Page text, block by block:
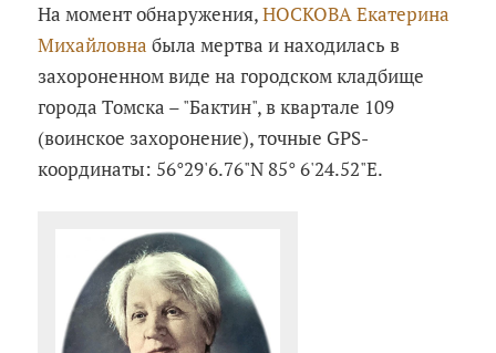
На момент обнаружения,НОСКОВА Екатерина
Михайловна была мертва и находилась в
захороненном виде на городском кладбище
города Томска – "Бактин", в квартале 109
(воинское захоронение), точные GPS-
координаты: 56°29'6.76"N 85° 6'24.52"E.